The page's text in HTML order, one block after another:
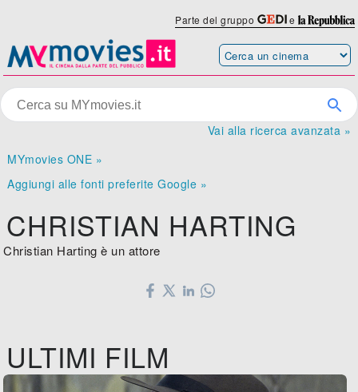
Parte del gruppo e
Vai alla ricerca avanzata »
MYmovies ONE »
Aggiungi alle fonti preferite Google »
CHRISTIAN HARTING
Christian Harting è un attore
ULTIMI FILM